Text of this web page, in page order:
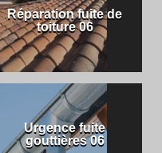
Réparation fuite de
toiture 06
Urgence fuite
gouttières 06